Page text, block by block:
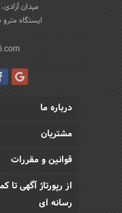
میدان
ایستگاه
درباره ما
مشتریان
قوانین و مقررات
از رپورتاژ آگهی تا
رسانه ای